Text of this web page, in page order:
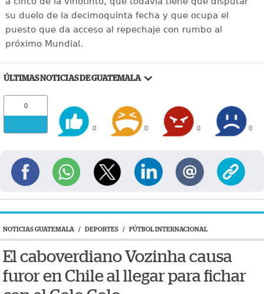
su duelo de la decimoquinta fecha y que ocupa el
puesto que da acceso al repechaje con rumbo al
próximo Mundial.
ÚLTIMAS NOTICIAS DE GUATEMALA
0
0 0 0 0
NOTICIAS GUATEMALA / DEPORTES / FÚTBOL INTERNACIONAL
El caboverdiano Vozinha causa
furor en Chile al llegar para fichar